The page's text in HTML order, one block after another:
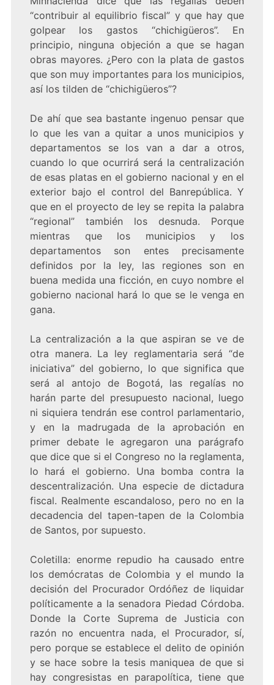
“contribuir al equilibrio fiscal” y que hay que
golpear los gastos “chichigüeros”. En
principio, ninguna objeción a que se hagan
obras mayores. ¿Pero con la plata de gastos
que son muy importantes para los municipios,
así los tilden de “chichigüeros”?
De ahí que sea bastante ingenuo pensar que
lo que les van a quitar a unos municipios y
departamentos se los van a dar a otros,
cuando lo que ocurrirá será la centralización
de esas platas en el gobierno nacional y en el
exterior bajo el control del Banrepública. Y
que en el proyecto de ley se repita la palabra
“regional” también los desnuda. Porque
mientras que los municipios y los
departamentos son entes precisamente
definidos por la ley, las regiones son en
buena medida una ficción, en cuyo nombre el
gobierno nacional hará lo que se le venga en
gana.
La centralización a la que aspiran se ve de
otra manera. La ley reglamentaria será “de
iniciativa” del gobierno, lo que significa que
será al antojo de Bogotá, las regalías no
harán parte del presupuesto nacional, luego
ni siquiera tendrán ese control parlamentario,
y en la madrugada de la aprobación en
primer debate le agregaron una parágrafo
que dice que si el Congreso no la reglamenta,
lo hará el gobierno. Una bomba contra la
descentralización. Una especie de dictadura
fiscal. Realmente escandaloso, pero no en la
decadencia del tapen-tapen de la Colombia
de Santos, por supuesto.
Coletilla: enorme repudio ha causado entre
los demócratas de Colombia y el mundo la
decisión del Procurador Ordóñez de liquidar
políticamente a la senadora Piedad Córdoba.
Donde la Corte Suprema de Justicia con
razón no encuentra nada, el Procurador, sí,
pero porque se establece el delito de opinión
y se hace sobre la tesis maniquea de que si
hay congresistas en parapolítica, tiene que